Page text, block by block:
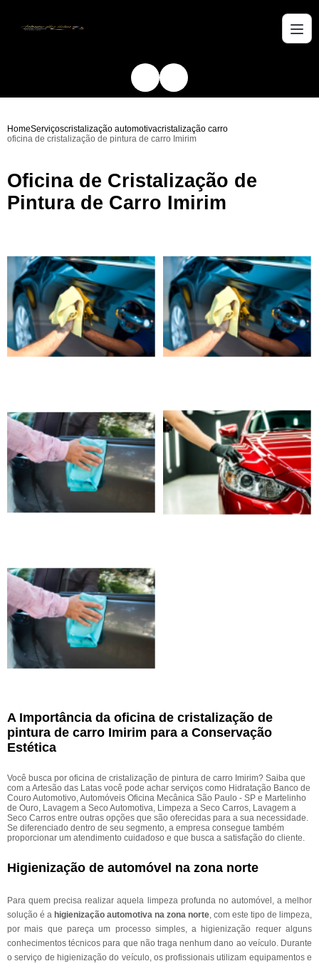
HomeServiçoscristalização automotivacristalização carro
oficina de cristalização de pintura de carro Imirim
Oficina de Cristalização de
Pintura de Carro Imirim
A Importância da oficina de cristalização de
pintura de carro Imirim para a Conservação
Estética
Você busca por oficina de cristalização de pintura de carro Imirim? Saiba que
com a Artesão das Latas você pode achar serviços como Hidratação Banco de
Couro Automotivo, Automóveis Oficina Mecânica São Paulo - SP e Martelinho
de Ouro, Lavagem a Seco Automotiva, Limpeza a Seco Carros, Lavagem a
Seco Carros entre outras opções que são oferecidas para a sua necessidade.
Se diferenciado dentro de seu segmento, a empresa consegue também
proporcionar um atendimento cuidadoso e que busca a satisfação do cliente.
Higienização de automóvel na zona norte
Para quem precisa realizar aquela limpeza profunda no automóvel, a melhor
solução é a higienização automotiva na zona norte, com este tipo de limpeza,
por mais que pareça um processo simples, a higienização requer alguns
conhecimentos técnicos para que não traga nenhum dano ao veículo. Durante
o serviço de higienização do veículo, os profissionais utilizam equipamentos e